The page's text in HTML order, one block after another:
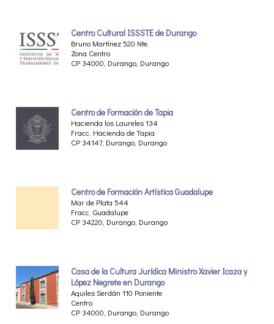
Centro Cultural ISSSTE de Durango
Bruno Martínez 520 Nte.
Zona Centro
CP 34000, Durango, Durango
Centro de Formación de Tapia
Hacienda los Laureles 134
Fracc. Hacienda de Tapia
CP 34147, Durango, Durango
Centro de Formación Artística Guadalupe
Mar de Plata 544
Fracc. Guadalupe
CP 34220, Durango, Durango
Casa de la Cultura Jurídica Ministro Xavier Icaza y
López Negrete en Durango
Aquiles Serdán 110 Poniente
Centro
CP 34000, Durango, Durango